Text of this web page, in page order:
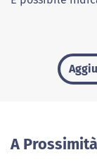
A Prossimità